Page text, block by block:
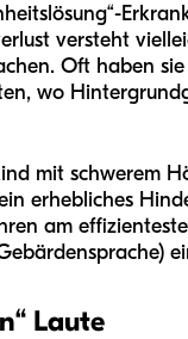
versteht
Oft haben
wo
mit schwerem
erhebliches
am
Laute